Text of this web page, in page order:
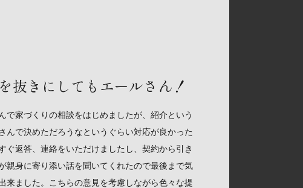
抜きにしてもエールさん！
で家づくりの相談をはじめましたが、紹介という
んで決めただろうなというぐらい対応が良かった
ぐ返答、連絡をいただけましたし、契約から引き
親身に寄り添い話を聞いてくれたので最後まで気
来ました。こちらの意見を考慮しながら色々な提